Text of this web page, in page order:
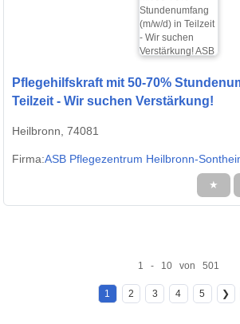
Pflegehilfskraft mit 50-70%
Teilzeit - Wir suchen Verstärkung!
Heilbronn, 74081
Firma:ASB Pflegezentrum Heilbronn-
★
1 - 10 von 501
1 2 3 4 5 ❯